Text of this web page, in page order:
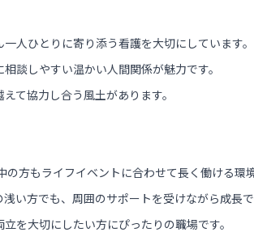
人ひとりに寄り添う看護を大切にしています。
談しやすい温かい人間関係が魅力です。
て協力し合う風土があります。
方もライフイベントに合わせて長く働ける環境
い方でも、周囲のサポートを受けながら成長で
を大切にしたい方にぴったりの職場です。